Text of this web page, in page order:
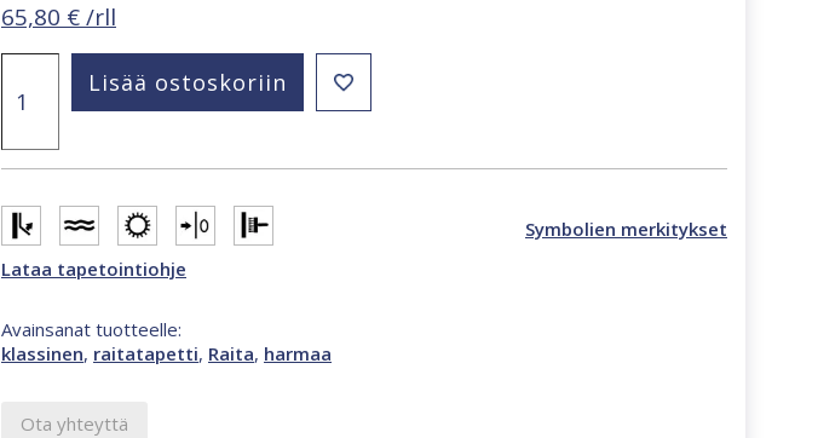
65,80 € /rll
Country
klassinen
määrä
Lisää ostoskoriin
Symbolien merkitykset
Lataa tapetointiohje
Avainsanat tuotteelle:
klassinen, raitatapetti, Raita, harmaa
Ota yhteyttä